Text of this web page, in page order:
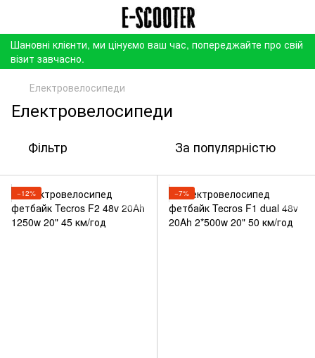
Шановні клієнти, ми цінуємо ваш час, попереджайте про свій
візит завчасно.
Електровелосипеди
Електровелосипеди
Фільтр За популярністю
−12% −7%